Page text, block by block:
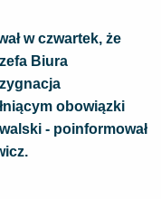
w czwartek, że
Biura
obowiązki
- poinformował